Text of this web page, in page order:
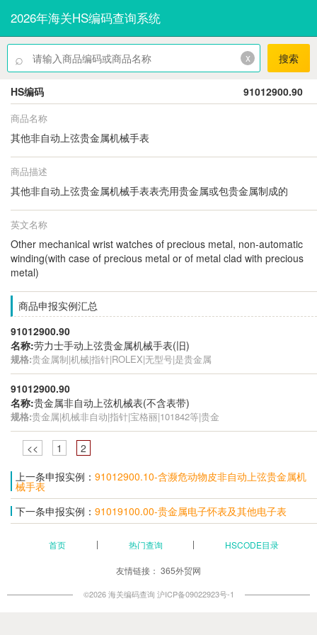
2026年海关HS编码查询系统
⌕ x 搜索
HS编码 91012900.90
商品名称
其他非自动上弦贵金属机械手表
商品描述
其他非自动上弦贵金属机械手表表壳用贵金属或包贵金属制成的
英文名称
Other mechanical wrist watches of precious metal, non-automatic
winding(with case of precious metal or of metal clad with precious
metal)
商品申报实例汇总
91012900.90
名称:劳力士手动上弦贵金属机械手表(旧)
规格:贵金属制|机械|指针|ROLEX|无型号|是贵金属
91012900.90
名称:贵金属非自动上弦机械表(不含表带)
规格:贵金属|机械非自动|指针|宝格丽|101842等|贵金
<< 1
2
上一条申报实例： 91012900.10-含濒危动物皮非自动上弦贵金属机
械手表
下一条申报实例： 91019100.00-贵金属电子怀表及其他电子表
首页 热门查询 HSCODE目录
友情链接： 365外贸网
©2026 海关编码查询 沪ICP备09022923号-1